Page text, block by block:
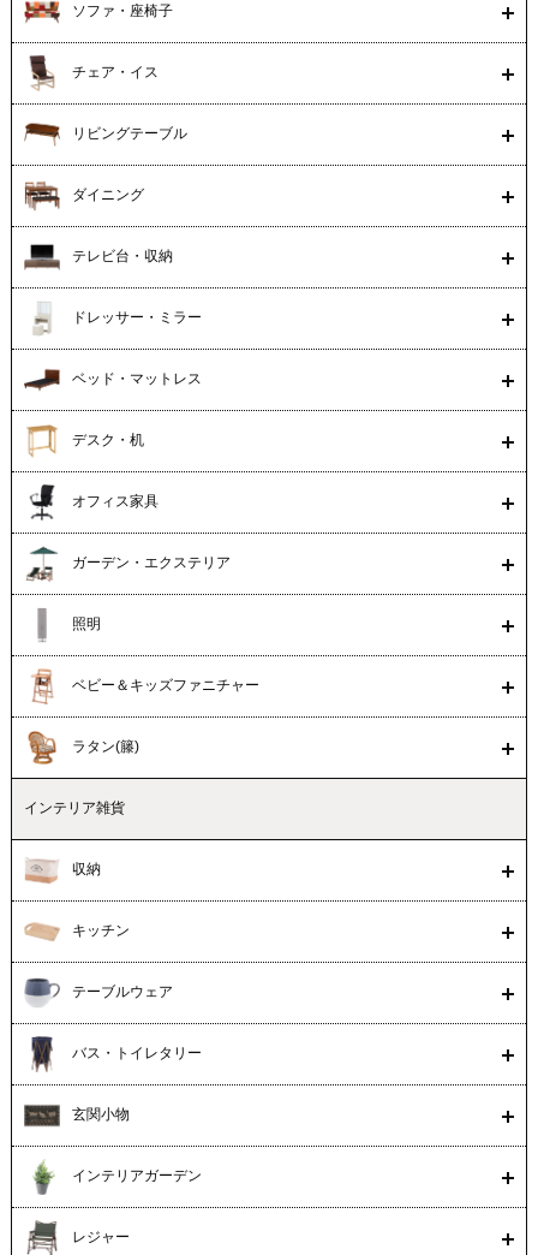
ソファ・座椅子
チェア・イス
リビングテーブル
ダイニング
テレビ台・収納
ドレッサー・ミラー
ベッド・マットレス
デスク・机
オフィス家具
ガーデン・エクステリア
照明
ベビー＆キッズファニチャー
ラタン(籐)
インテリア雑貨
収納
キッチン
テーブルウェア
バス・トイレタリー
玄関小物
インテリアガーデン
レジャー